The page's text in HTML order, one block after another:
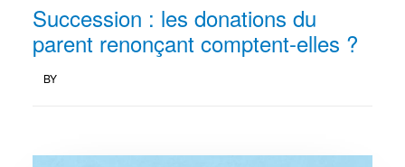
Succession : les donations du
parent renonçant comptent-elles ?
BY